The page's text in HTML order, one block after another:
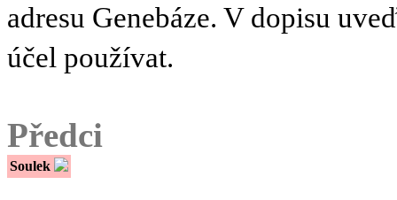
adresu Genebáze. V dopisu
účel používat.
Předci
Soulek